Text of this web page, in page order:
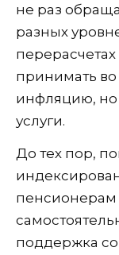
не раз
разных
принимать
инфляцию, но
услуги.
До тех пор,
пенсионерам
поддержка